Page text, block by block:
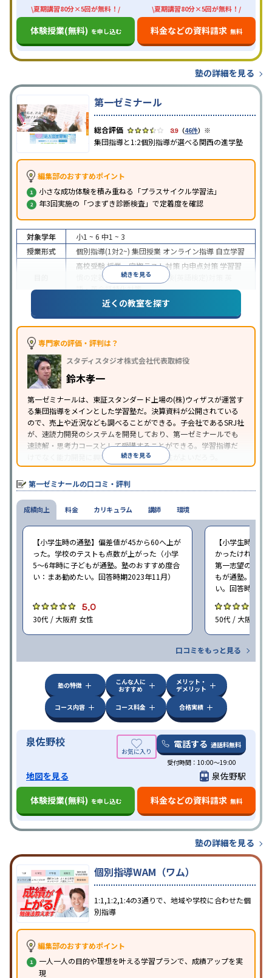
\夏期講習80分×5回が無料！/
体験授業(無料) を申し込む
\夏期講習80分×5回が無料！/
料金などの資料請求 無料
塾の詳細を見る
第一ゼミナール
3.9 （46件） ※
集団指導と1:2個別指導が選べる関西の進学塾
編集部のおすすめポイント
小さな成功体験を積み重ねる「プラスサイクル学習法」
年3回実施の「つまずき診断検査」で定着度を確認
続きを見る
対象学年 小1 ~ 6 中1 ~ 3
授業形式
個別指導(1対2~) 集団授業 オンライン指導 自立学習
高校受験授業・定期テスト対策 内申点対策 学習習
慣の定着
学校別特化対策 英検(英語検定)対策
語・英会話特化対策
特徴
入塾に学力基準あり学習にPC・タブレットを利用
オンライン対応1科目から受講可能季節講習のみの
受講可
※2023年10月調査。小学校高学年の集団塾アンケート調査方法
近くの教室を探す
専門家の評価・評判は？
スタディスタジオ株式会社代表取締役
鈴木孝一
第一ゼミナールは、東証スタンダード上場の(株)ウィザスが運営す
る集団指導をメインとした学習塾だ。決算資料が公開されている
ので、売上や近況なども調べることができる。子会社であるSRJ社
が、速読力開発のシステムを開発しており、第一ゼミナールでも
速読解・思考力コースとして受講することができる。学習指導だ
けでなく能力開発に興味がある場合は、相性がよいだろう。
続きを見る
第一ゼミナールの口コミ・評判
成績向上
【小学生時の通塾】偏差値が45から60へ上が
った。学校のテストも点数が上がった（小学
5〜6年時に子どもが通塾。塾のおすすめ度合
い：まあ勧めたい。回答時期2023年11月）
5.0
30代 / 大阪府 女性
【小学生時の通
かったけれど、
第一志望の学校
もが通塾。塾の
い。回答時期
50代 / 大阪府 女
口コミをもっと見る
料金 カリキュラム 講師 環境
塾の特徴
こんな人に
おすすめ
メリット・
デメリット
コース内容
コース料金 合格実績
泉佐野校 電話する 通話料無料
受付時間：10:00～19:00
地図を見る
泉佐野駅
体験授業(無料) を申し込む 料金などの資料請求 無料
塾の詳細を見る
個別指導WAM（ワム）
1:1,1:2,1:4の3通りで、地域や学校に合わせた個
別指導
編集部のおすすめポイント
一人一人の目的や理想を叶える学習プランで、成績アップを実
現